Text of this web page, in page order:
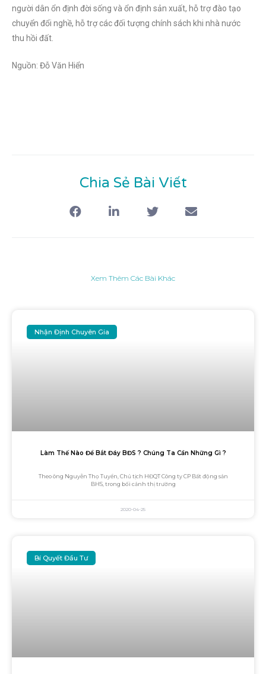
người dân ổn định đời sống và ổn định sản xuất, hỗ trợ đào tạo
chuyển đổi nghề, hỗ trợ các đối tượng chính sách khi nhà nước
thu hồi đất.
Nguồn: Đỗ Văn Hiển
Chia Sẻ Bài Viết
Xem Thêm Các Bài Khác
Nhận Định Chuyên Gia
Làm Thế Nào Để Bắt Đáy BĐS ? Chúng Ta Cần Những Gì ?
Theo ông Nguyễn Thọ Tuyển, Chủ tịch HĐQT Công ty CP Bất động sản
BHS, trong bối cảnh thị trường
2020-04-25
Bí Quyết Đầu Tư